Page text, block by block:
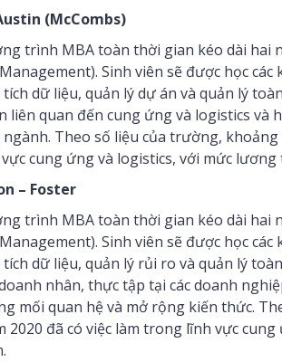
(McCombs)
trình MBA toàn thời gian kéo dài hai
Sinh viên sẽ được học
dữ liệu, quản lý dự án và quản lý
liên quan đến cung ứng và logistics
Theo số liệu của trường,
cung ứng và logistics, với mức
– Foster
trình MBA toàn thời gian kéo dài hai
Sinh viên sẽ được học
dữ liệu, quản lý rủi ro và quản lý
nhân, thực tập tại các doanh
mối quan hệ và mở rộng kiến thức.
2020 đã có việc làm trong lĩnh vực